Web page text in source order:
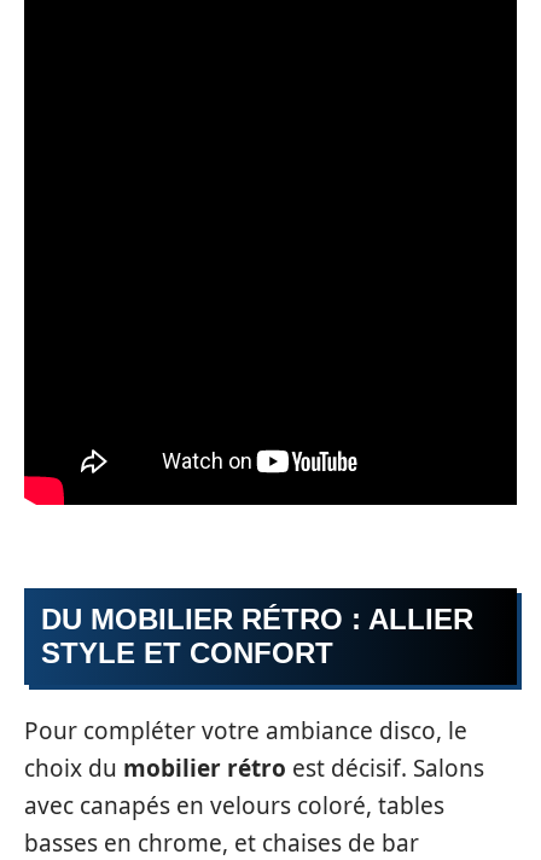
DU MOBILIER RÉTRO : ALLIER
STYLE ET CONFORT
Pour compléter votre ambiance disco, le
choix du mobilier rétro est décisif. Salons
avec canapés en velours coloré, tables
basses en chrome, et chaises de bar